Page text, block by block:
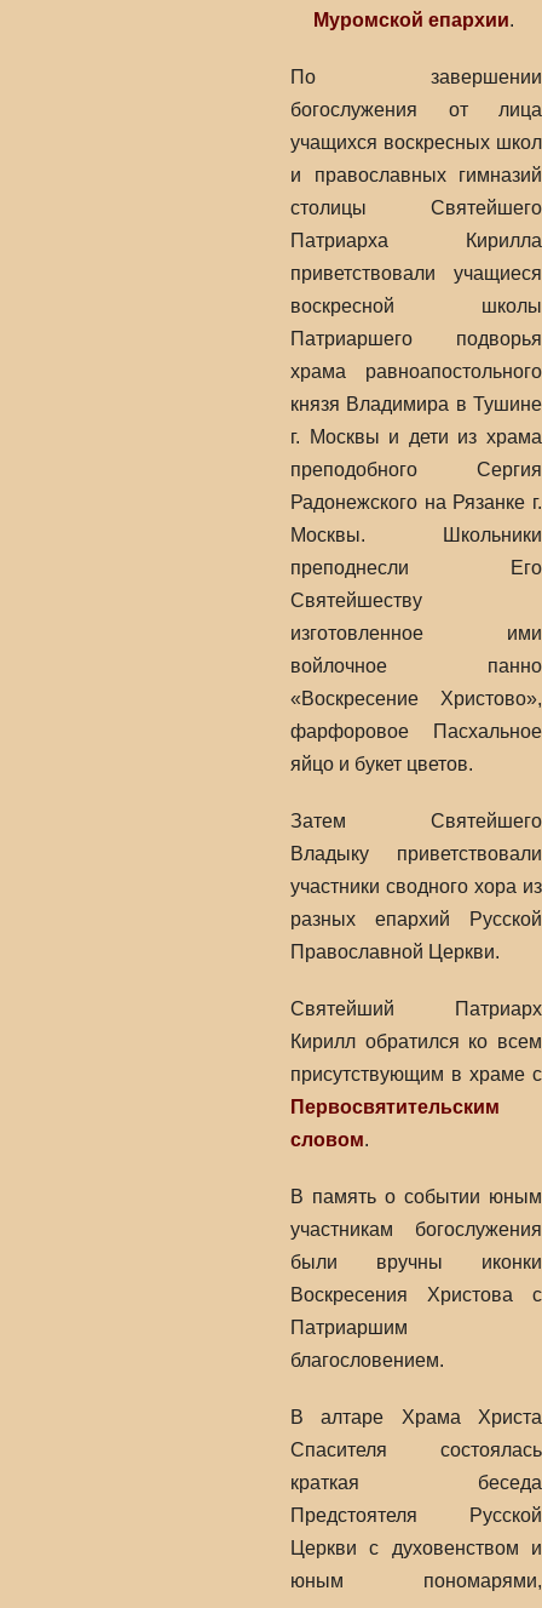
Муромской епархии.
По завершении
богослужения от лица
учащихся воскресных школ
и православных гимназий
столицы Святейшего
Патриарха Кирилла
приветствовали учащиеся
воскресной школы
Патриаршего подворья
храма равноапостольного
князя Владимира в Тушине
г. Москвы и дети из храма
преподобного Сергия
Радонежского на Рязанке г.
Москвы. Школьники
преподнесли Его
Святейшеству
изготовленное ими
войлочное панно
«Воскресение Христово»,
фарфоровое Пасхальное
яйцо и букет цветов.
Затем Святейшего
Владыку приветствовали
участники сводного хора из
разных епархий Русской
Православной Церкви.
Святейший Патриарх
Кирилл обратился ко всем
присутствующим в храме с
Первосвятительским
словом.
В память о событии юным
участникам богослужения
были вручны иконки
Воскресения Христова с
Патриаршим
благословением.
В алтаре Храма Христа
Спасителя состоялась
краткая беседа
Предстоятеля Русской
Церкви с духовенством и
юным пономарями,